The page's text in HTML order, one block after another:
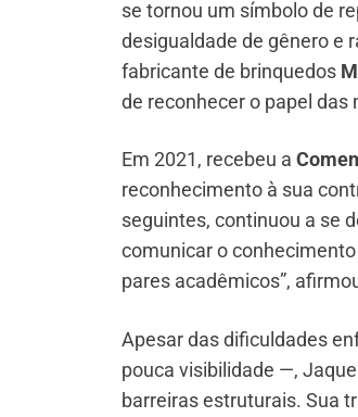
se tornou um símbolo de
desigualdade de gênero e
fabricante de brinquedos
de reconhecer o papel das
Em 2021, recebeu a
reconhecimento à sua
seguintes, continuou a se
comunicar o
pares acadêmicos”,
Apesar das dificuldades
pouca visibilidade —,
barreiras estruturais. Sua